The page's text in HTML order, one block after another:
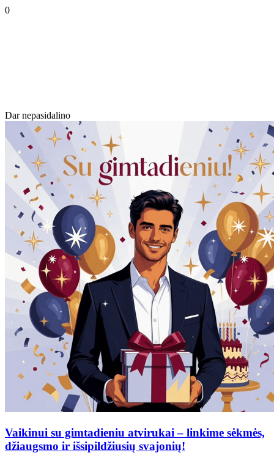
0
Dar nepasidalino
Vaikinui su gimtadieniu atvirukai – linkime sėkmės,
džiaugsmo ir išsipildžiusių svajonių!